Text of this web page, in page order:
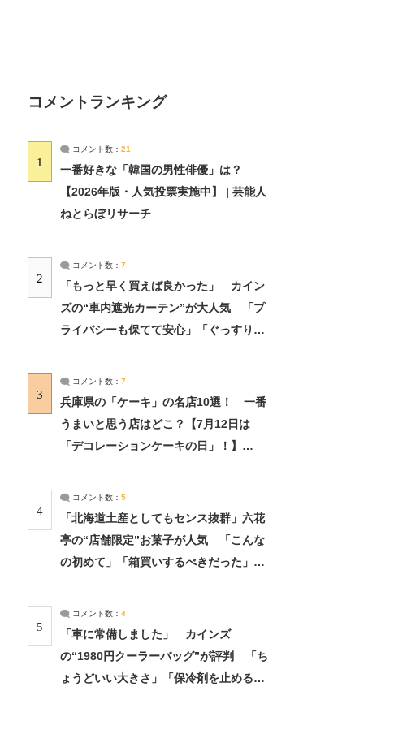
コメントランキング
1
コメント数： 21
一番好きな「韓国の男性俳優」は？
【2026年版・人気投票実施中】 | 芸能人
ねとらぼリサーチ
2
コメント数： 7
「もっと早く買えば良かった」 カイン
ズの“車内遮光カーテン”が大人気 「プ
ライバシーも保てて安心」「ぐっすり眠
3
コメント数： 7
兵庫県の「ケーキ」の名店10選！ 一番
うまいと思う店はどこ？【7月12日は
「デコレーションケーキの日」！】
4
コメント数： 5
「北海道土産としてもセンス抜群」六花
亭の“店舗限定”お菓子が人気 「こんな
の初めて」「箱買いするべきだった」
5
コメント数： 4
「車に常備しました」 カインズ
の“1980円クーラーバッグ”が評判 「ち
ょうどいい大きさ」「保冷剤を止めるベ